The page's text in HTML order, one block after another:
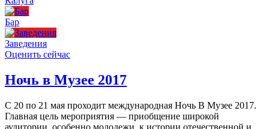
Бар
Заведения
Оценить сейчас
Ночь в Музее 2017
С 20 по 21 мая проходит международная Ночь В Музее 2017.
Главная цель мероприятия — приобщение широкой
аудитории, особенно молодежи, к истории отечественной и